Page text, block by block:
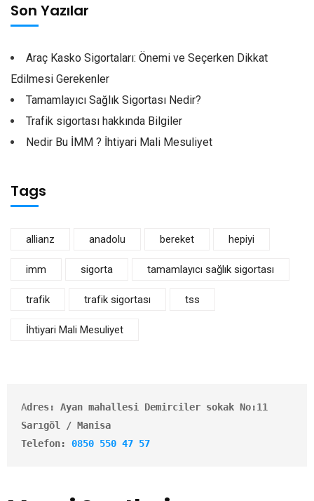
Son Yazılar
Araç Kasko Sigortaları: Önemi ve Seçerken Dikkat
Edilmesi Gerekenler
Tamamlayıcı Sağlık Sigortası Nedir?
Trafik sigortası hakkında Bilgiler
Nedir Bu İMM ? İhtiyari Mali Mesuliyet
Tags
allianz anadolu bereket hepiyi
imm sigorta tamamlayıcı sağlık sigortası
trafik trafik sigortası tss
İhtiyari Mali Mesuliyet
Adres: Ayan mahallesi Demirciler sokak No:11
Sarıgöl / Manisa
Telefon: 0850 550 47 57